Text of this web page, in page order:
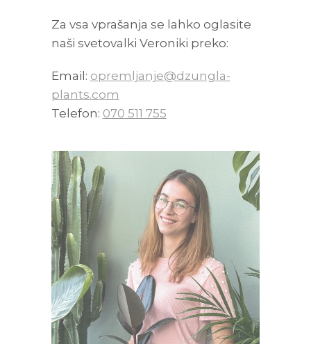
Za vsa vprašanja se lahko oglasite
naši svetovalki Veroniki preko:
Email: opremljanje@dzungla-
plants.com
Telefon: 070 511 755